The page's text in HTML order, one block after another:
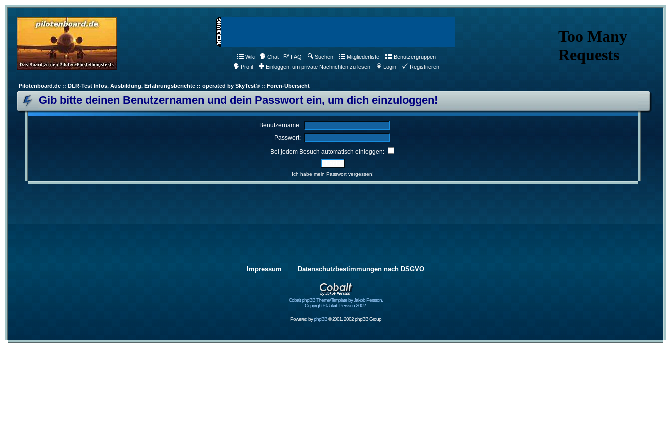
Wiki Chat FAQ Suchen Mitgliederliste
Benutzergruppen
Profil
Einloggen, um private Nachrichten zu lesen Login Registrieren
Pilotenboard.de :: DLR-Test Infos, Ausbildung, Erfahrungsberichte :: operated by SkyTest® :: Foren-Übersicht
Gib bitte deinen Benutzernamen und dein Passwort ein, um dich einzuloggen!
Benutzername:
Passwort:
Bei jedem Besuch automatisch einloggen:
Ich habe mein Passwort vergessen!
Impressum Datenschutzbestimmungen nach DSGVO
Cobalt phpBB Theme/Template by Jakob Persson.
Copyright © Jakob Persson 2002.
Powered byphpBB© 2001, 2002 phpBB Group